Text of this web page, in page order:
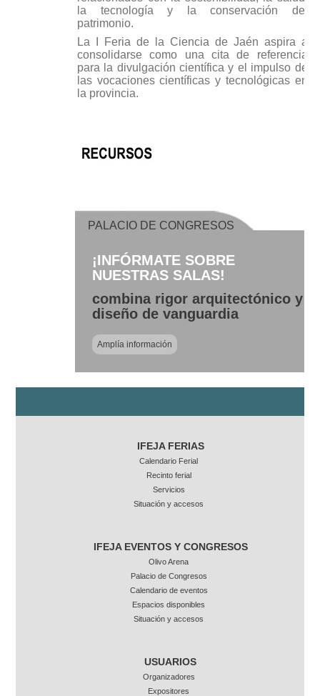
la tecnología y la conservación del
patrimonio.
La I Feria de la Ciencia de Jaén aspira a
consolidarse como una cita de referencia
para la divulgación científica y el impulso de
las vocaciones científicas y tecnológicas en
la provincia.
PALACIO DE CONGRESOS
¡INFÓRMATE SOBRE
NUESTRAS SALAS!
combina rigor arquitectónico y
diseño de vanguardia
Amplía información
IFEJA FERIAS
Calendario Ferial
Recinto ferial
Servicios
Situación y accesos
IFEJA EVENTOS Y CONGRESOS
Olivo Arena
Palacio de Congresos
Calendario de eventos
Espacios disponibles
Situación y accesos
USUARIOS
Organizadores
Expositores